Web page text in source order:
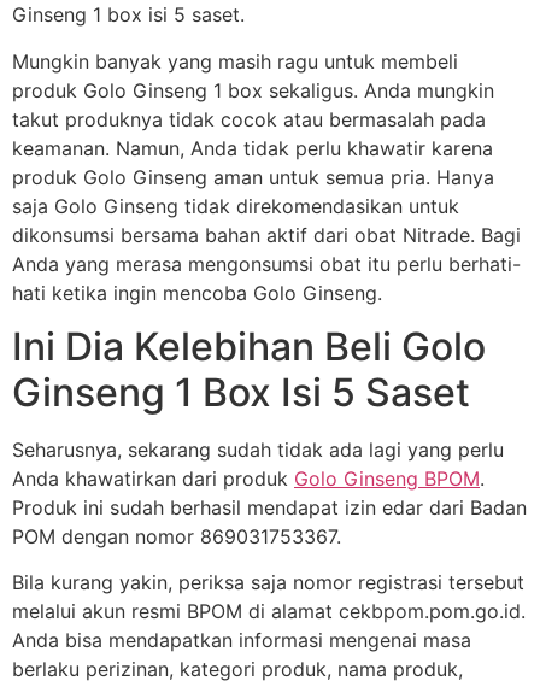
Ginseng 1 box isi 5 saset.
Mungkin banyak yang masih ragu untuk membeli
produk Golo Ginseng 1 box sekaligus. Anda mungkin
takut produknya tidak cocok atau bermasalah pada
keamanan. Namun, Anda tidak perlu khawatir karena
produk Golo Ginseng aman untuk semua pria. Hanya
saja Golo Ginseng tidak direkomendasikan untuk
dikonsumsi bersama bahan aktif dari obat Nitrade. Bagi
Anda yang merasa mengonsumsi obat itu perlu berhati-
hati ketika ingin mencoba Golo Ginseng.
Ini Dia Kelebihan Beli Golo
Ginseng 1 Box Isi 5 Saset
Seharusnya, sekarang sudah tidak ada lagi yang perlu
Anda khawatirkan dari produk Golo Ginseng BPOM.
Produk ini sudah berhasil mendapat izin edar dari Badan
POM dengan nomor 869031753367.
Bila kurang yakin, periksa saja nomor registrasi tersebut
melalui akun resmi BPOM di alamat cekbpom.pom.go.id.
Anda bisa mendapatkan informasi mengenai masa
berlaku perizinan, kategori produk, nama produk,